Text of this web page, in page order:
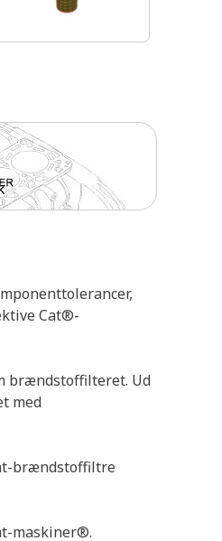
Cat®-
brændstoffilteret. Ud
med
brændstoffiltre
maskiner®.